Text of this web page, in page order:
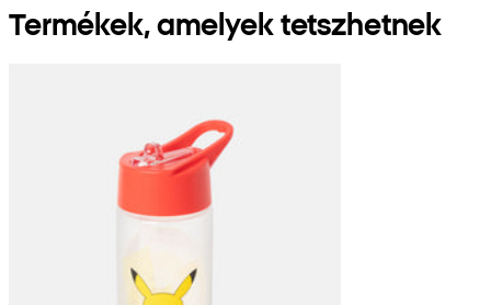
Termékek, amelyek tetszhetnek